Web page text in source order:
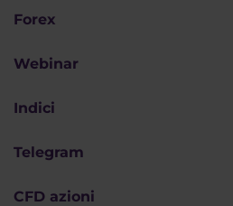
Forex
Webinar
Indici
Telegram
CFD azioni